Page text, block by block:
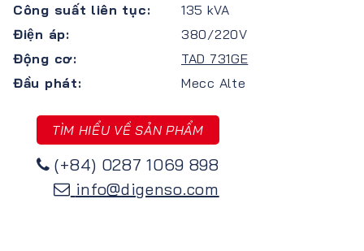
Công suất liên tục:
135 kVA
Điện áp:
380/220V
Động cơ:
TAD 731GE
Đầu phát:
Mecc Alte
TÌM HIỂU VỀ SẢN PHẨM
(+84) 0287 1069 898
info@digenso.com